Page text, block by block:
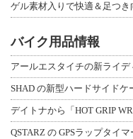
バイク用品情報
SHAD の新型ハードサイドケ
デイトナから「HOT GRIP
QSTARZ の GPSラップタイ